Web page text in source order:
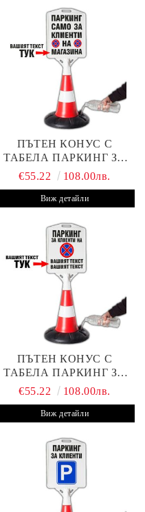
ПЪТЕН КОНУС С
ТАБЕЛА ПАРКИНГ ЗА
КЛИЕНТИ
€55.22 108.00лв.
Виж детайли
ПЪТЕН КОНУС С
ТАБЕЛА ПАРКИНГ ЗА
КЛИЕНТИ С ВАШ ТЕКСТ
€55.22 108.00лв.
Виж детайли